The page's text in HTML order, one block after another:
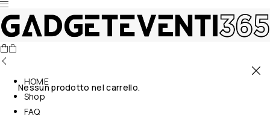
Nessun prodotto nel carrello.
HOME
Shop
FAQ